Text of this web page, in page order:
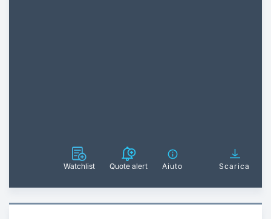
Watchlist Quote alert Aiuto Scarica